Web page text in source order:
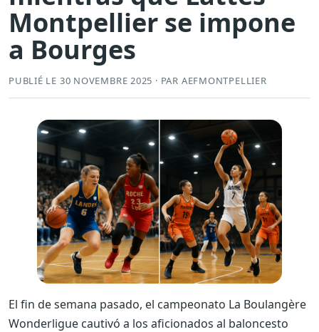
Montpellier se impone
a Bourges
PUBLIÉ LE 30 NOVEMBRE 2025 · PAR AEFMONTPELLIER
El fin de semana pasado, el campeonato La Boulangère
Wonderligue cautivó a los aficionados al baloncesto